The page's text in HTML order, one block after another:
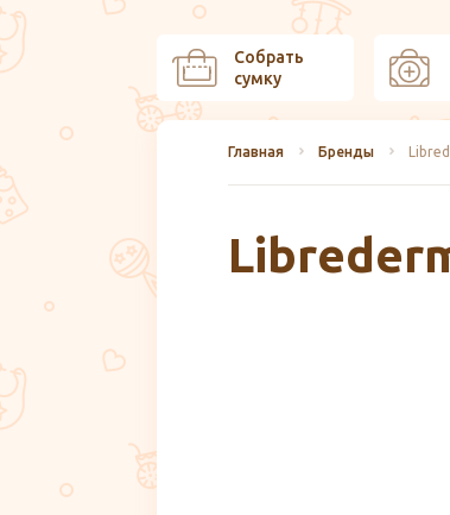
Собрать
сумку
Главная Бренды